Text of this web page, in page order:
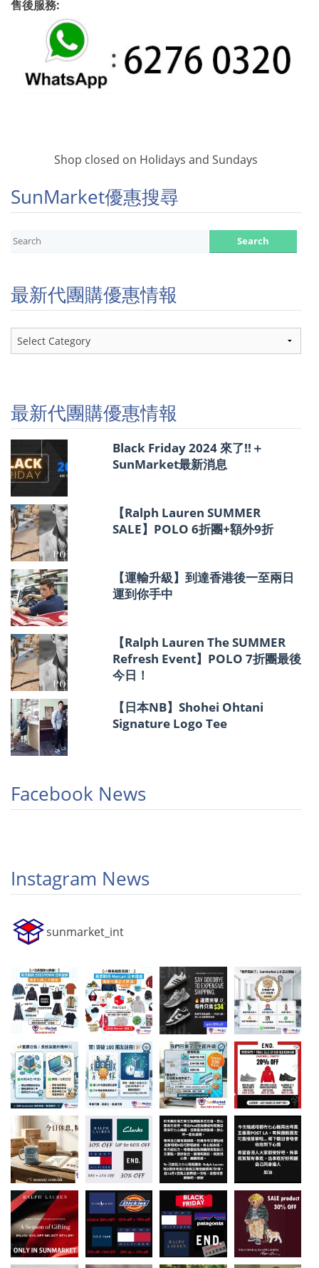
售後服務:
Shop closed on Holidays and Sundays
SunMarket優惠搜尋
最新代團購優惠情報
最
新
優
惠
情
報
最新代團購優惠情報
Black Friday 2024 來了!!＋
SunMarket最新消息
【Ralph Lauren SUMMER
SALE】POLO 6折團+額外9折
【運輸升級】到達香港後一至兩日
運到你手中
【Ralph Lauren The SUMMER
Refresh Event】POLO 7折團最後
今日！
【日本NB】Shohei Ohtani
Signature Logo Tee
Facebook News
Instagram News
sunmarket_int